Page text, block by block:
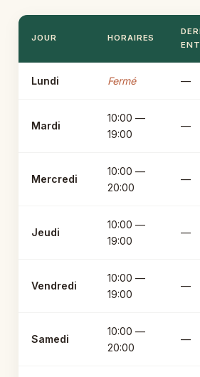
JOUR HORAIRES
Lundi Fermé —
Mardi
10:00 —
19:00
—
Mercredi
10:00 —
20:00
—
Jeudi
10:00 —
19:00
—
Vendredi
10:00 —
19:00
—
Samedi
10:00 —
20:00
—